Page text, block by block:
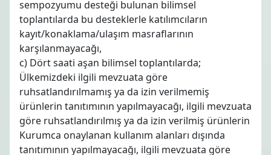
sempozyumu desteği bulunan bilimsel
toplantılarda bu desteklerle katılımcıların
kayıt/konaklama/ulaşım masraflarının
karşılanmayacağı,
c) Dört saati aşan bilimsel toplantılarda;
Ülkemizdeki ilgili mevzuata göre
ruhsatlandırılmamış ya da izin verilmemiş
ürünlerin tanıtımının yapılmayacağı, ilgili mevzuata
göre ruhsatlandırılmış ya da izin verilmiş ürünlerin
Kurumca onaylanan kullanım alanları dışında
tanıtımının yapılmayacağı, ilgili mevzuata göre